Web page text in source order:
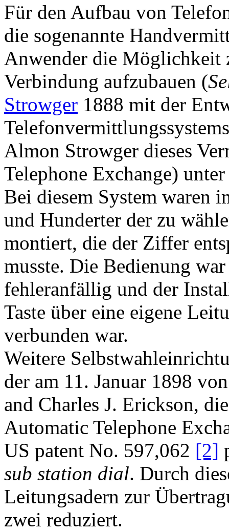
Für den Aufbau von
die sogenannte
Anwender die Möglichkeit
Verbindung aufzubauen (
Strowger 1888 mit der
Almon Strowger dieses
Telephone Exchange)
Bei diesem System waren
und Hunderter der zu
montiert, die der Ziffer
musste. Die Bedienung
fehleranfällig und der
Taste über eine eigene
verbunden war.
Weitere
der am 11. Januar 1898
and Charles J. Erickson,
Automatic Telephone
US patent No. 597,062 [2]
sub station dial. Durch
Leitungsadern zur
zwei reduziert.